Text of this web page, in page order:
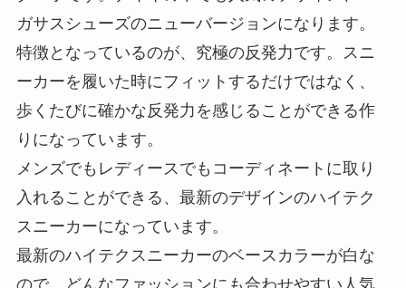
ガサスシューズのニューバージョンになります。
特徴となっているのが、究極の反発力です。スニ
ーカーを履いた時にフィットするだけではなく、
歩くたびに確かな反発力を感じることができる作
りになっています。
メンズでもレディースでもコーディネートに取り
入れることができる、最新のデザインのハイテク
スニーカーになっています。
最新のハイテクスニーカーのベースカラーが白な
ので、どんなファッションにも合わせやすい人気